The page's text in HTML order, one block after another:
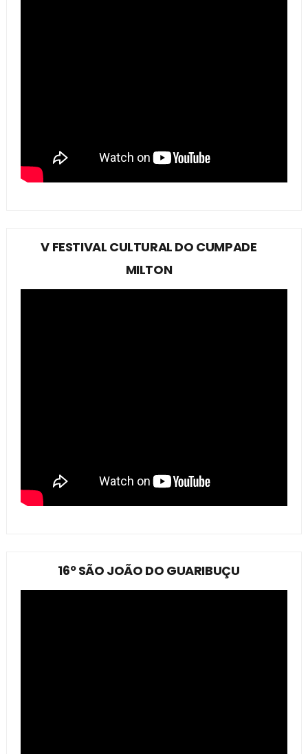
V FESTIVAL CULTURAL DO CUMPADE
MILTON
16º SÃO JOÃO DO GUARIBUÇU